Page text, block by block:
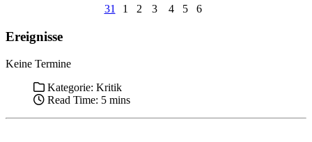
31
1 2 3 4 5 6
Ereignisse
Keine Termine
Kategorie: Kritik
Read Time: 5 mins